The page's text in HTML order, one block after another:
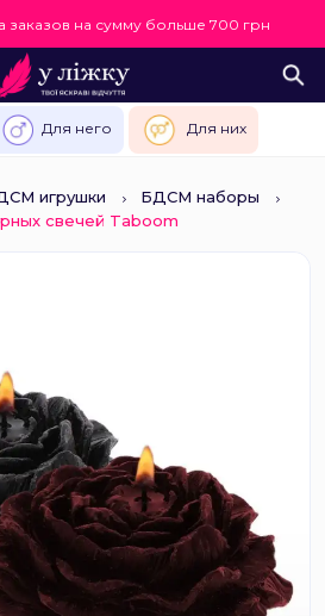
заказов на сумму больше 700 грн
Для него Для них
игрушки
БДСМ наборы
свечей Taboom